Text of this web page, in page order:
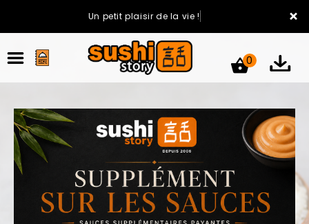
×
Un petit plaisir de la vie !
ACCUEIL
0